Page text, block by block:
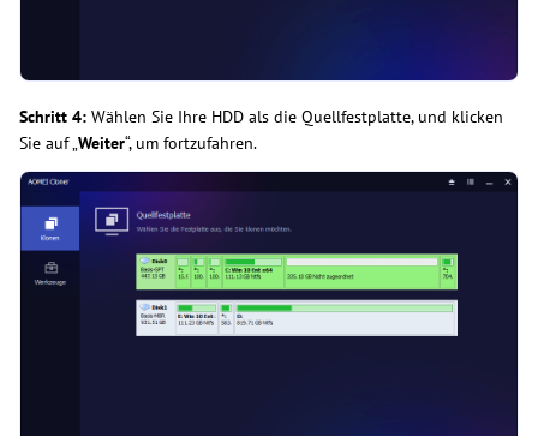
Schritt 4: Wählen Sie Ihre HDD als die Quellfestplatte, und klicken
Sie auf „Weiter“, um fortzufahren.